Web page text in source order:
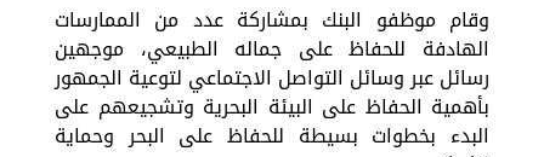
وقام موظفو البنك بمشاركة عدد من الممارسات
الهادفة للحفاظ على جماله الطبيعي، موجهين
رسائل عبر وسائل التواصل الاجتماعي لتوعية الجمهور
بأهمية الحفاظ على البيئة البحرية وتشجيعهم على
البدء بخطوات بسيطة للحفاظ على البحر وحماية